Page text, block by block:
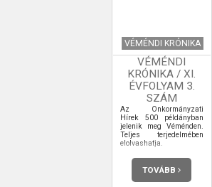
VÉMÉNDI KRÓNIKA
VÉMÉNDI
KRÓNIKA / XI.
ÉVFOLYAM 3.
SZÁM
Az Önkormányzati
Hírek 500 példányban
jelenik meg Véménden.
Teljes terjedelmében
elolvashatja.
TOVÁBB